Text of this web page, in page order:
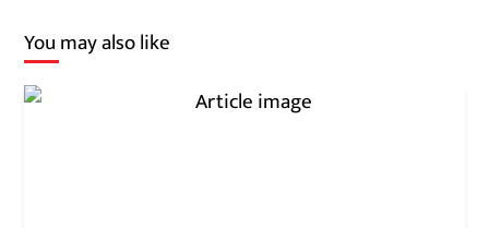
You may also like